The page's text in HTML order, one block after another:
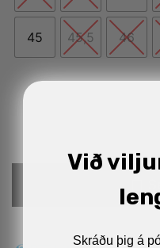
45 45,5 46
Við
Skráðu þig á